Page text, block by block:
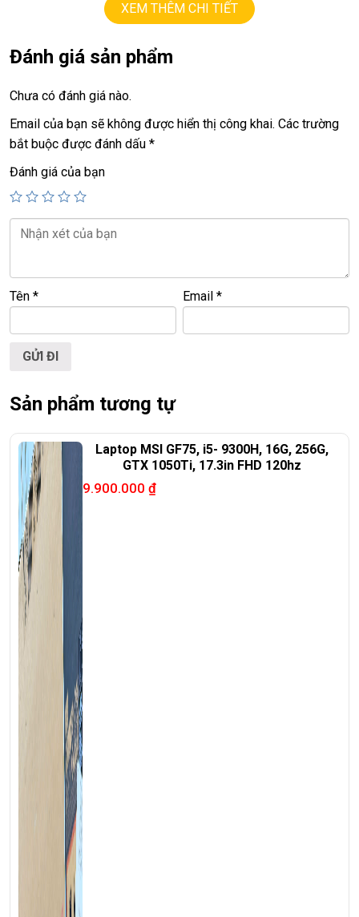
2.5K (2560 X 1600),240hz
==> Vga intel Iris Xe Graphics
==> Vga rời
Nvida RTX 4060
+ webcam, usb 3.0, HDMI, usb type C
+ phím chiclet, có đèn phím led RG Btùy chỉnh màu.
Giá :32.9tr
💻LAPTOP TRIỀU PHÁT • UY TÍN • CHẤT LƯỢNG • GIÁ
📞 Hotline / Zalo:0939.008.008 – 0938.078.389
📍
🌐Website: https://laptoptrieuphat.com
Tất cảsản phẩm tại Laptop Tri ều Phát đều được kiểm tra và
XEM THÊM CHI TIẾT
Đánh giá sản phẩm
Chưa có đánh giá nào.
Email của bạn sẽ không được hiển thị công khai. Các trường
bắt buộc được đánh dấu *
Đánh giá của bạn
Tên * Email*
Sản phẩm tương tự
Laptop MSI GF75, i5- 9300H, 16G, 256G,
GTX 1050Ti, 17.3in FHD 120hz
9.900.000 ₫